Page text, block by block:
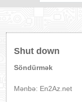
Shut down
Söndürmək
Mənbə: En2Az.net